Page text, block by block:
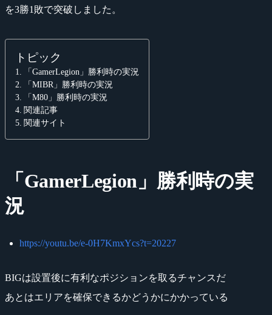
を3勝1敗で突破しました。
トピック
「GamerLegion」勝利時の実況
「MIBR」勝利時の実況
「M80」勝利時の実況
関連記事
関連サイト
「GamerLegion」勝利時の実
況
https://youtu.be/e-0H7KmxYcs?t=20227
BIGは設置後に有利なポジションを取るチャンスだ
あとはエリアを確保できるかどうかにかかっている